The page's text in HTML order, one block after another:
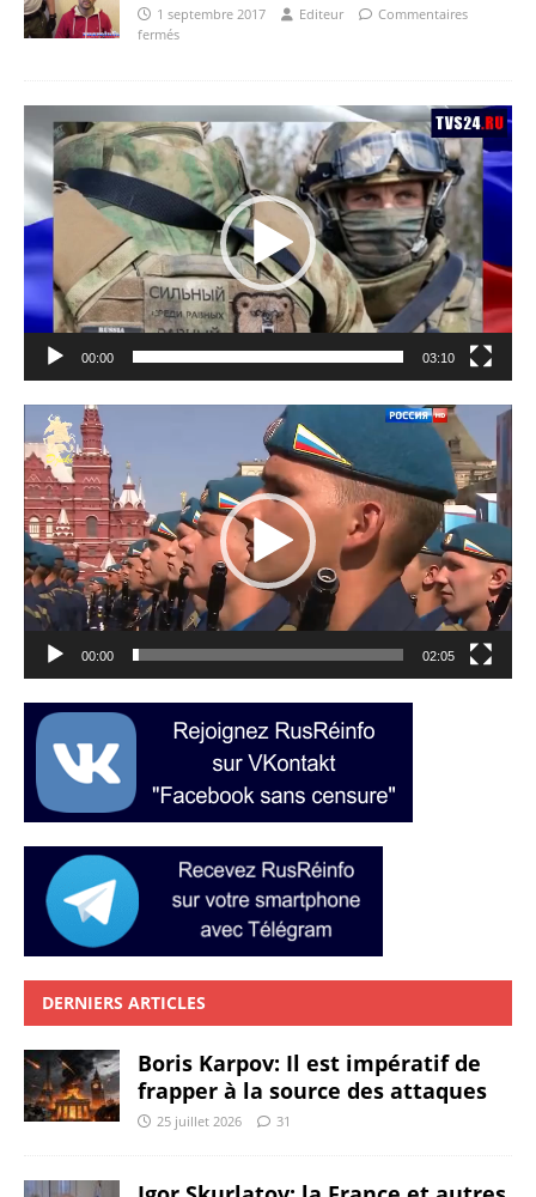
1 septembre 2017 Editeur
Commentaires
fermés
Lecteur
vidéo
00:00 03:10
Lecteur
vidéo
00:00 02:05
DERNIERS ARTICLES
Boris Karpov: Il est impératif de
frapper à la source des attaques
25 juillet 2026 31